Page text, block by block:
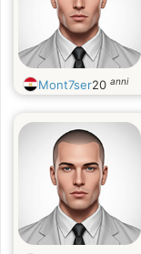
Mont7ser20 anni